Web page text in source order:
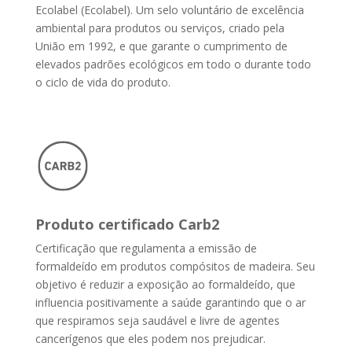
Ecolabel (Ecolabel). Um selo voluntário de excelência
ambiental para produtos ou serviços, criado pela
União em 1992, e que garante o cumprimento de
elevados padrões ecológicos em todo o durante todo
o ciclo de vida do produto.
Produto certificado Carb2
Certificação que regulamenta a emissão de
formaldeído em produtos compósitos de madeira. Seu
objetivo é reduzir a exposição ao formaldeído, que
influencia positivamente a saúde garantindo que o ar
que respiramos seja saudável e livre de agentes
cancerígenos que eles podem nos prejudicar.